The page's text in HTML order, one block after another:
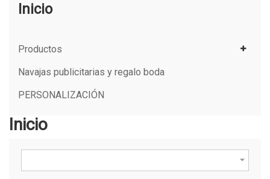
Inicio
Productos
Navajas publicitarias y regalo boda
PERSONALIZACIÓN
Inicio
